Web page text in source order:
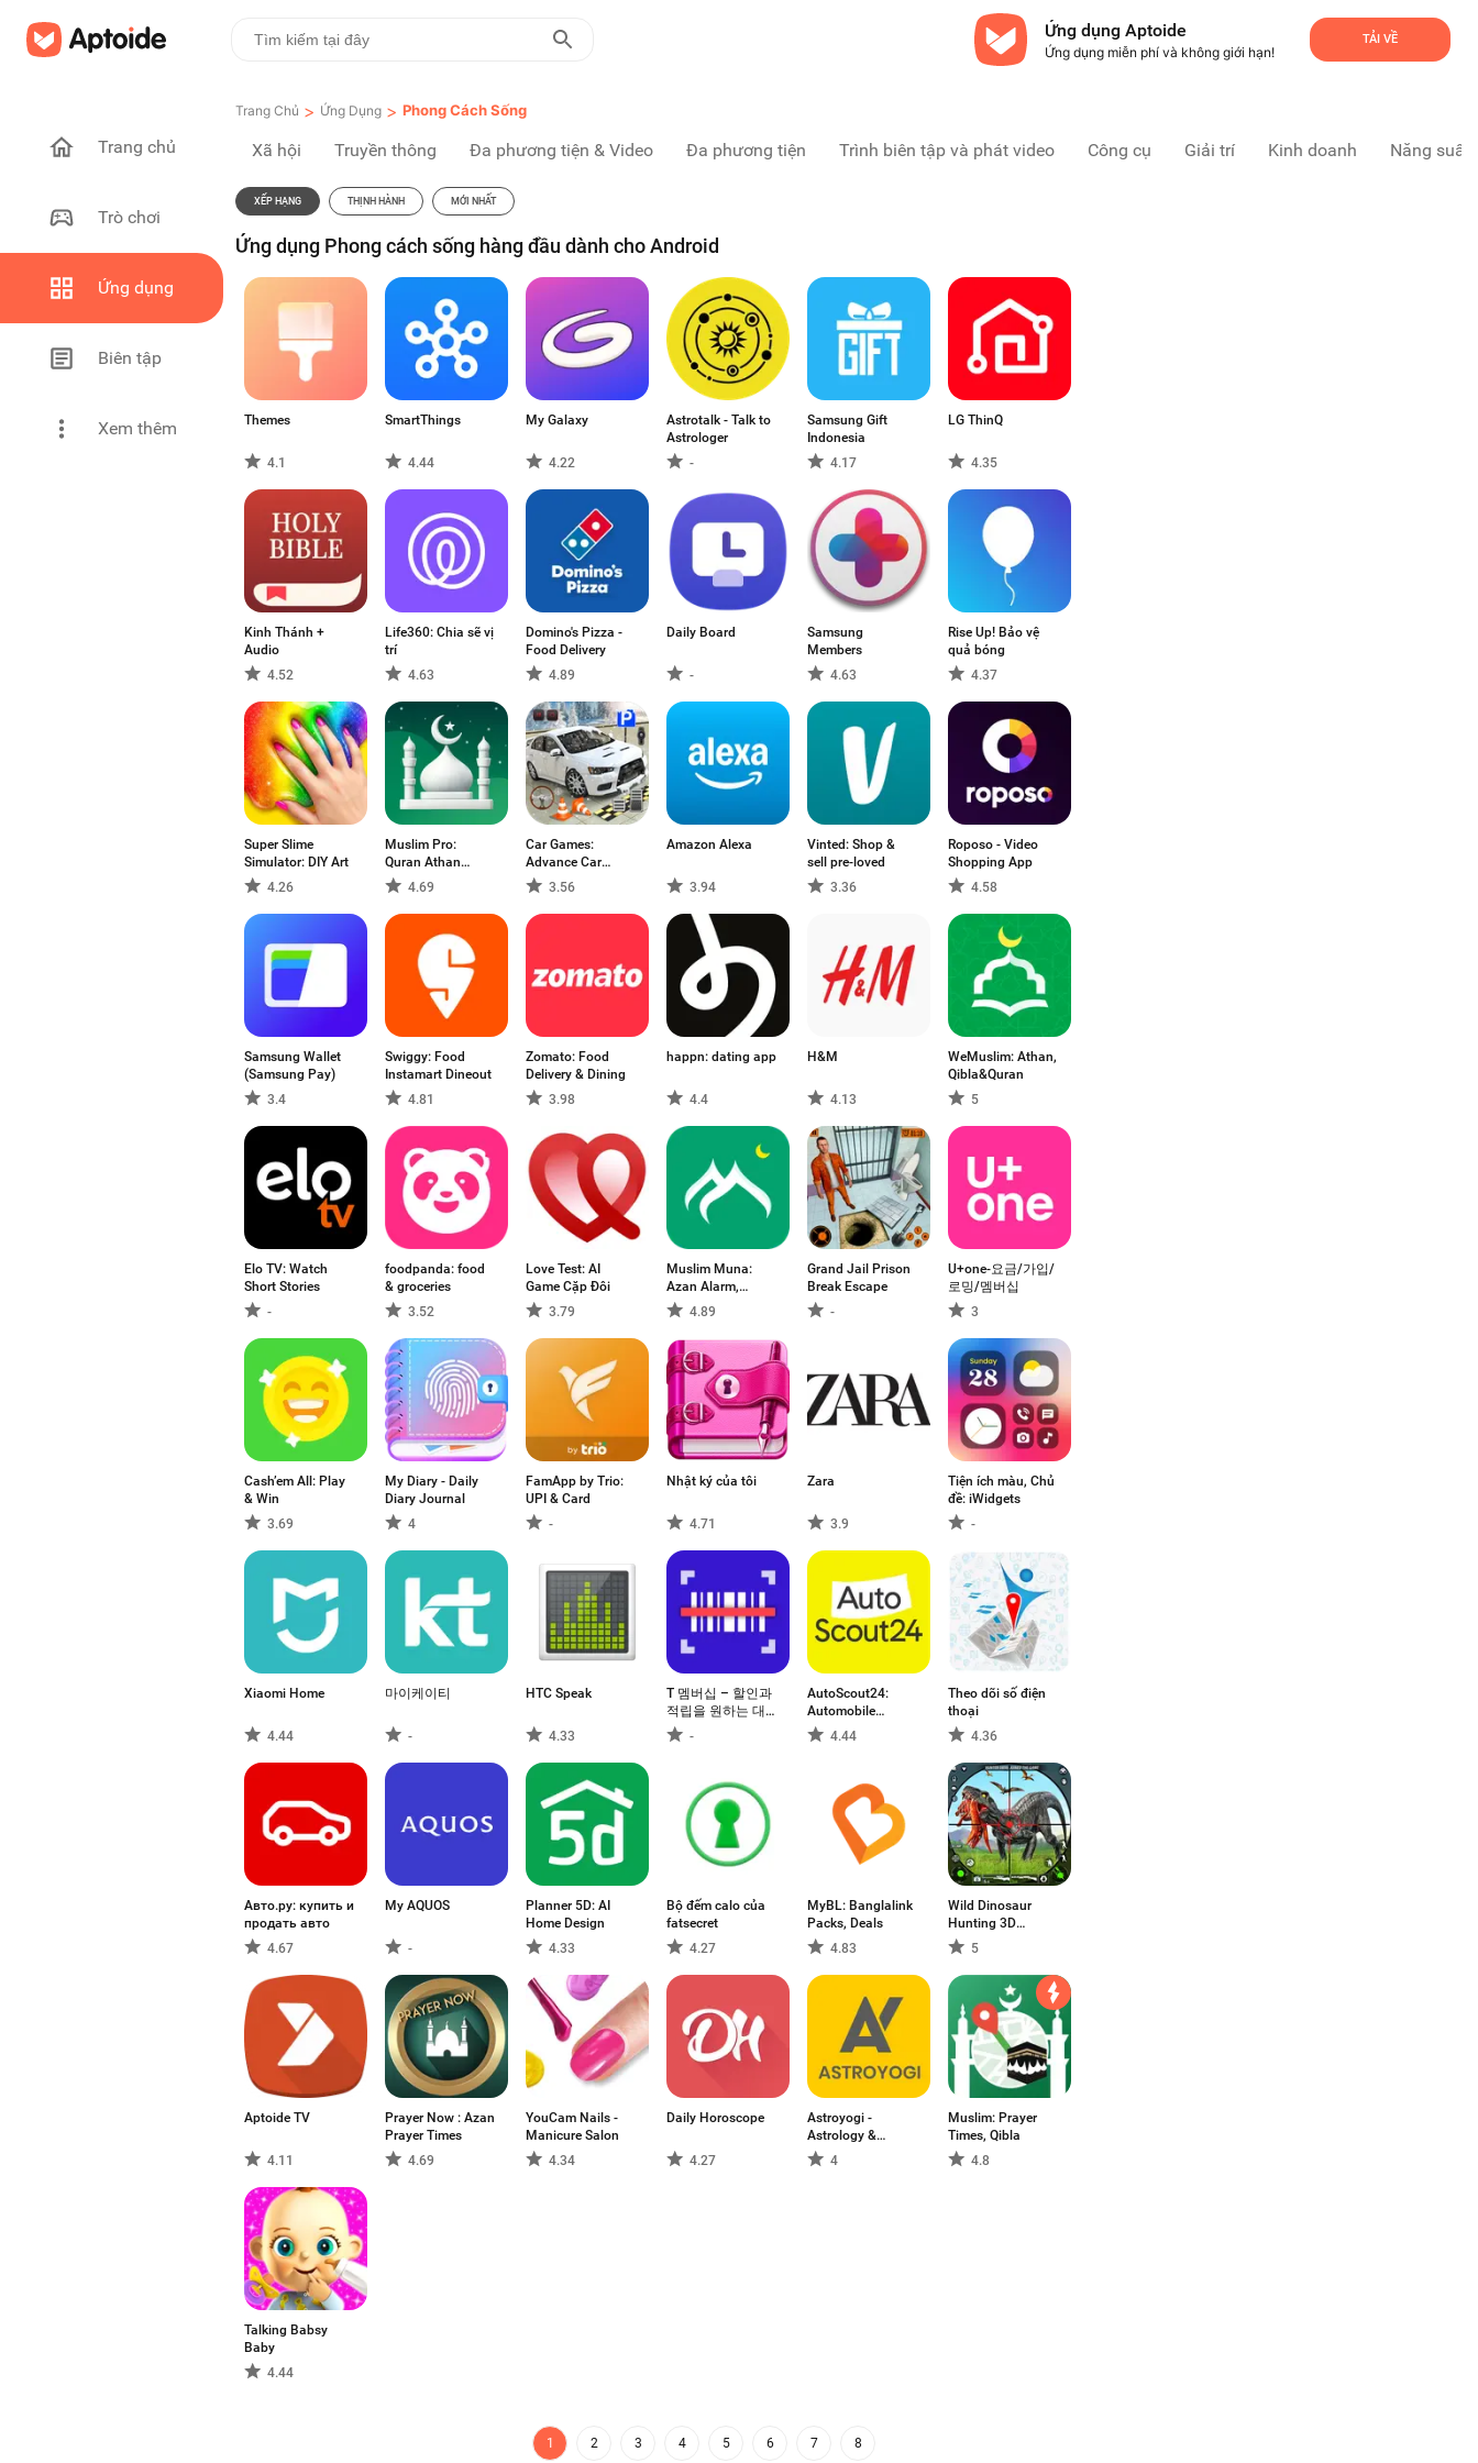
Ứng dụng Aptoide
Ứng dụng miễn phí và không giới hạn!
TẢI VỀ
Trang chủ
Trò chơi
Ứng dụng
Biên tập
Xem thêm
Trang Chủ > Ứng Dụng > Phong Cách Sống
Xã hội Truyền thông Đa phương tiện & Video Đa phương tiện Trình biên tập và phát video Công cụ Giải trí Kinh doanh Năng suất
XẾP HẠNG THỊNH HÀNH MỚI NHẤT
Ứng dụng Phong cách sống hàng đầu dành cho Android
Themes
4.1
SmartThings
4.44
My Galaxy
4.22
Astrotalk - Talk to
Astrologer
-
Samsung Gift
Indonesia
4.17
LG ThinQ
4.35
Kinh Thánh +
Audio
4.52
Life360: Chia sẽ vị
trí
4.63
Domino's Pizza -
Food Delivery
4.89
Daily Board
-
Samsung
Members
4.63
Rise Up! Bảo vệ
quả bóng
4.37
Super Slime
Simulator: DIY Art
4.26
Muslim Pro:
Quran Athan
Prayer
4.69
Car Games:
Advance Car
Parking
3.56
Amazon Alexa
3.94
Vinted: Shop &
sell pre-loved
3.36
Roposo - Video
Shopping App
4.58
Samsung Wallet
(Samsung Pay)
3.4
Swiggy: Food
Instamart Dineout
4.81
Zomato: Food
Delivery & Dining
3.98
happn: dating app
4.4
H&M
4.13
WeMuslim: Athan,
Qibla&Quran
5
Elo TV: Watch
Short Stories
-
foodpanda: food
& groceries
3.52
Love Test: AI
Game Cặp Đôi
3.79
Muslim Muna:
Azan Alarm,
Quran4.89
Grand Jail Prison
Break Escape
-
U+one-요금/가입/
로밍/멤버십
3
Cash’em All: Play
& Win
3.69
My Diary - Daily
Diary Journal
4
FamApp by Trio:
UPI & Card
-
Nhật ký của tôi
4.71
Zara
3.9
Tiện ích màu, Chủ
đề: iWidgets
-
Xiaomi Home
4.44
마이케이티
-
HTC Speak
4.33
T 멤버십 – 할인과
적립을 원하는 대
로, 맞춤형 혜택
-
AutoScout24:
Automobile
market
4.44
Theo dõi số điện
thoại
4.36
Авто.ру: купить и
продать авто
4.67
My AQUOS
-
Planner 5D: AI
Home Design
4.33
Bộ đếm calo của
fatsecret
4.27
MyBL: Banglalink
Packs, Deals
4.83
Wild Dinosaur
Hunting 3D
Games
5
Aptoide TV
4.11
Prayer Now : Azan
Prayer Times
4.69
YouCam Nails -
Manicure Salon
4.34
Daily Horoscope
4.27
Astroyogi -
Astrology &
Kundli
4
Muslim: Prayer
Times, Qibla
4.8
Talking Babsy
Baby
4.44
1 2 3 4 5 6 7 8